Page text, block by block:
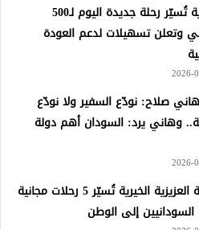
العزيزية تُسيّر رحلة جديدة اليوم لـ500
وتعلن تسهيلات لدعم العودة
2026-
صلاح: نودّع السفير ولا نودّع
وهاني يرد: السودان أهم دولة
2026-
منظمة العزيزية الخيرية تُسيّر 5 رحلات مجانية
السودانيين إلى الوطن